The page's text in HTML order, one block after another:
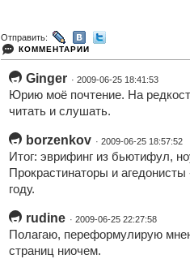
Отправить:
КОММЕНТАРИИ
Ginger · 2009-06-25 18:41:53
Юрию моё почтение. На
читать и слушать.
borzenkov · 2009-06-25 18:57:52
Итог: эврифинг из бьютифул,
Прокрастинаторы и
году.
rudine · 2009-06-25 22:27:58
Полагаю, переформулирую
страниц ниочем.